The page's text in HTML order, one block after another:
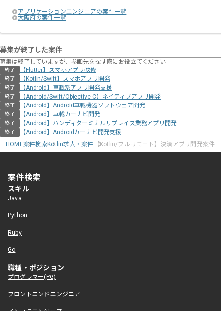
アプリケーションエンジニアの案件一覧
大阪府の案件一覧
募集が終了した案件
募集は終了していますが、参画先を探す際にお役立てください
終了 【Flutter】スマホアプリ改修
終了 【Kotlin/Swift】スマホアプリ開発
終了 【Android】車載系アプリ開発支援
終了 【Android/Swift/Objective-C】ネイティブアプリ開発
終了 【Android】Android車載機器ソフトウェア開発
終了 【Android】車載カーナビ開発
終了 【Android】ハンディターミナルリプレイス業務アプリ開発
終了
【Android】Androidカーナビ開発支援
HOME案件検索Kotlin求人・案件 【Kotlin/フルリモート】決済アプリ開発案件
案件検索
スキル
Java
Python
Ruby
Go
職種・ポジション
プログラマー(PG)
フロントエンドエンジニア